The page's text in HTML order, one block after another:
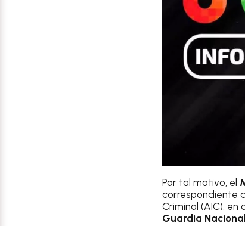
Por tal motivo, el
correspondiente
Criminal (AIC), en
Guardia